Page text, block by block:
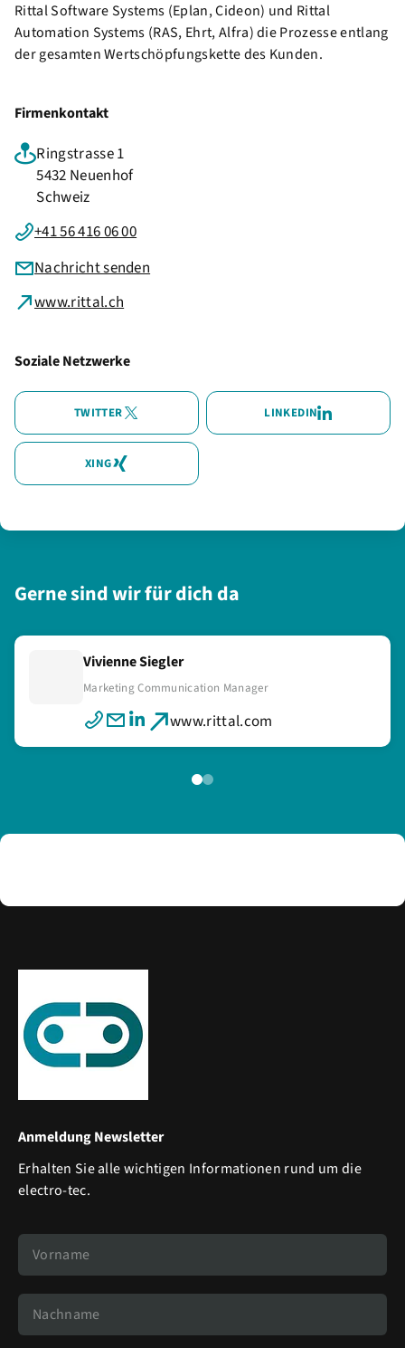
Rittal Software Systems (Eplan, Cideon) und Rittal
Automation Systems (RAS, Ehrt, Alfra) die Prozesse entlang
der gesamten Wertschöpfungskette des Kunden.
Firmenkontakt
Ringstrasse 1
5432 Neuenhof
Schweiz
+41 56 416 06 00
Nachricht senden
www.rittal.ch
Soziale Netzwerke
TWITTER LINKEDIN
XING
Gerne sind wir für dich da
Vivienne Siegler
Marketing Communication Manager
www.rittal.com
Riccardo Ardito
Marketing Assistant
www.rittal.com
Anmeldung Newsletter
Erhalten Sie alle wichtigen Informationen rund um die
electro-tec.